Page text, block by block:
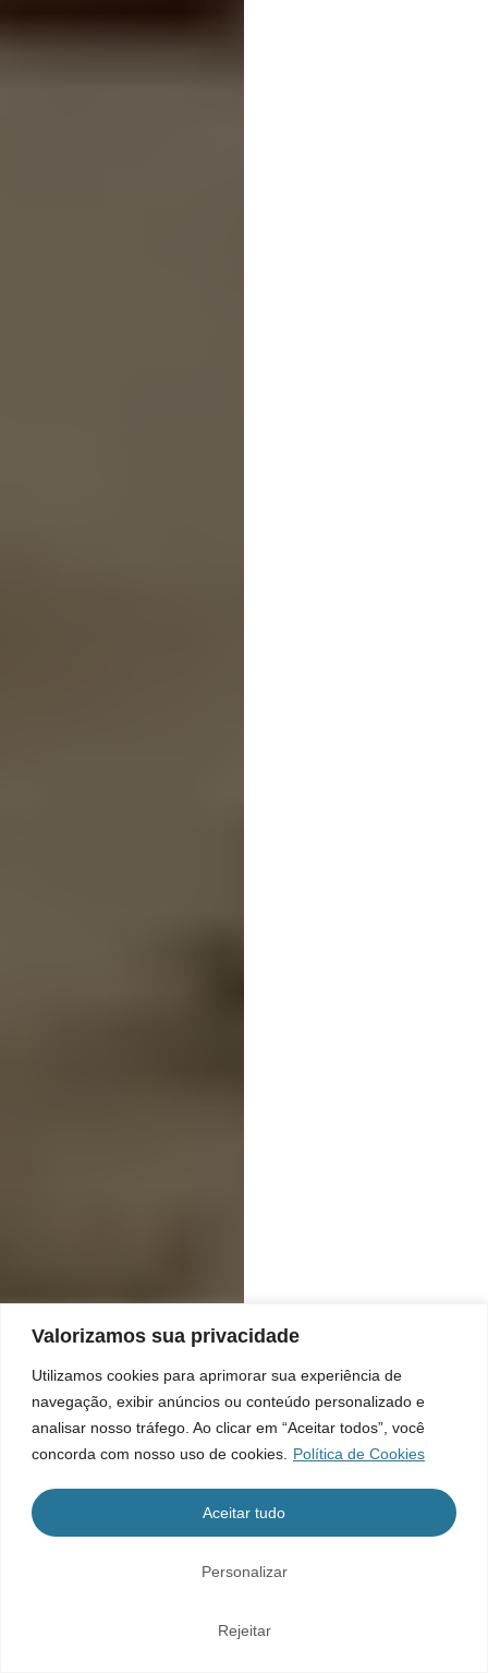
Valorizamos sua privacidade
Utilizamos cookies para aprimorar sua experiência de
navegação, exibir anúncios ou conteúdo personalizado e
analisar nosso tráfego. Ao clicar em “Aceitar todos”, você
concorda com nosso uso de cookies.
Política de Cookies
Personalizar
Rejeitar
Aceitar tudo